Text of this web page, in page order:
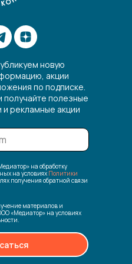
новую
акции
по подписке.
полезные
рекламные акции
на обработку
на условиях Политики
получения обратной связи
материалов и
«Медиатор» на условиях